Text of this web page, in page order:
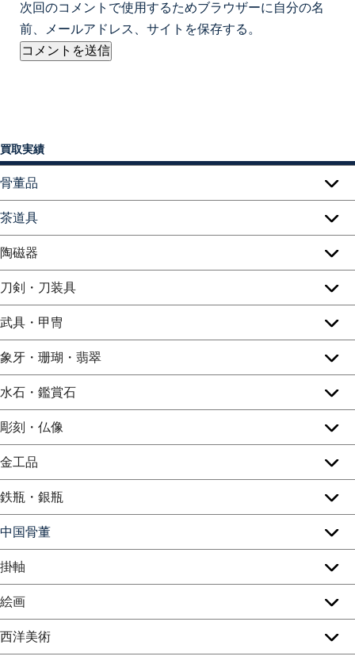
次回のコメントで使用するためブラウザーに自分の名
前、メールアドレス、サイトを保存する。
買取実績
骨董品
茶道具
陶磁器
刀剣・刀装具
武具・甲冑
象牙・珊瑚・翡翠
水石・鑑賞石
彫刻・仏像
金工品
鉄瓶・銀瓶
中国骨董
掛軸
絵画
西洋美術